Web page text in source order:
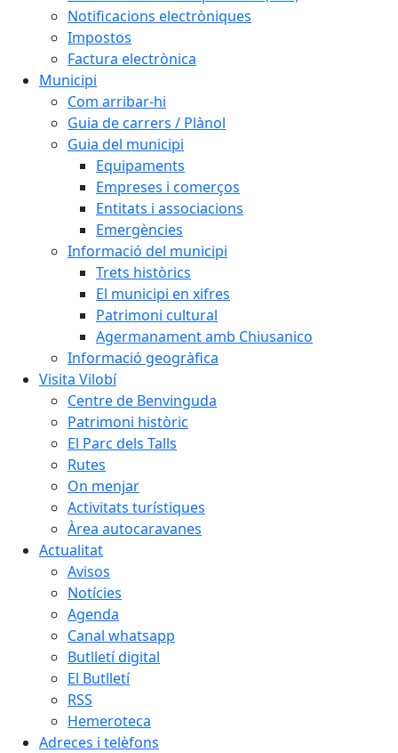
Notificacions electròniques
Impostos
Factura electrònica
Municipi
Com arribar-hi
Guia de carrers / Plànol
Guia del municipi
Equipaments
Empreses i comerços
Entitats i associacions
Emergències
Informació del municipi
Trets històrics
El municipi en xifres
Patrimoni cultural
Agermanament amb Chiusanico
Informació geogràfica
Visita Vilobí
Centre de Benvinguda
Patrimoni històric
El Parc dels Talls
Rutes
On menjar
Activitats turístiques
Àrea autocaravanes
Actualitat
Avisos
Notícies
Agenda
Canal whatsapp
Butlletí digital
El Butlletí
RSS
Hemeroteca
Adreces i telèfons